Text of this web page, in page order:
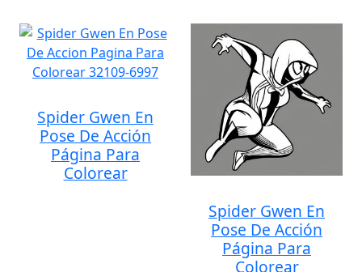
Spider Gwen En
Pose De Acción
Página Para
Colorear
Spider Gwen En
Pose De Acción
Página Para
Colorear